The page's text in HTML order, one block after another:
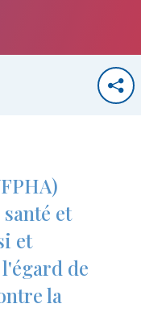
et
et
de
la